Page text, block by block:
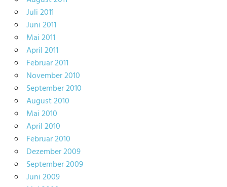
Juli 2011
Juni 2011
Mai 2011
April 2011
Februar 2011
November 2010
September 2010
August 2010
Mai 2010
April 2010
Februar 2010
Dezember 2009
September 2009
Juni 2009